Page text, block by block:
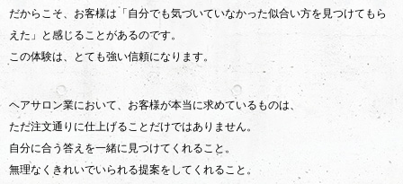
だからこそ、お客様は「自分でも気づいていなかった似合い方を見つけてもら
えた」と感じることがあるのです。
この体験は、とても強い信頼になります。
ヘアサロン業において、お客様が本当に求めているものは、
ただ注文通りに仕上げることだけではありません。
自分に合う答えを一緒に見つけてくれること。
無理なくきれいでいられる提案をしてくれること。